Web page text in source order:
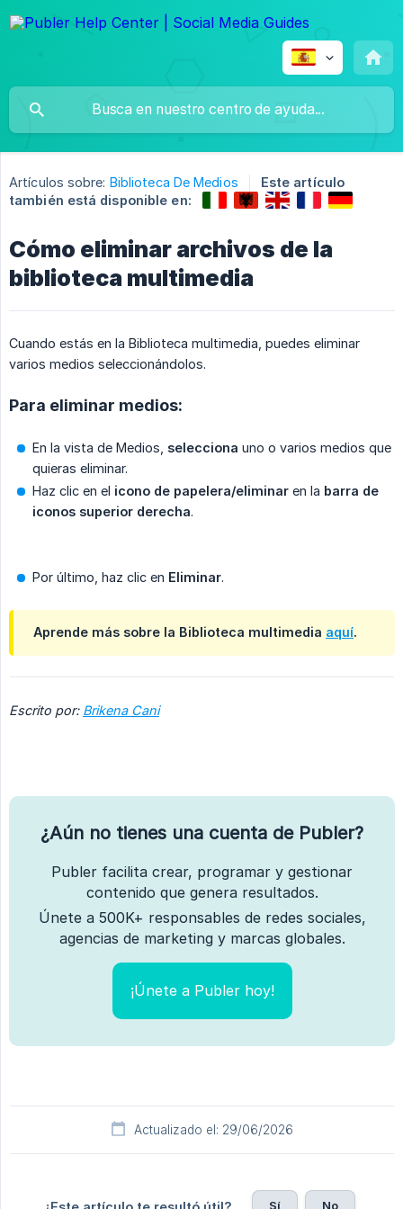
Artículos sobre: Biblioteca De Medios
Este artículo
también está disponible en:
Cómo eliminar archivos de la
biblioteca multimedia
Cuando estás en la Biblioteca multimedia, puedes eliminar
varios medios seleccionándolos.
Para eliminar medios:
En la vista de Medios, selecciona uno o varios medios que
quieras eliminar.
Haz clic en el icono de papelera/eliminar en la barra de
iconos superior derecha.
Por último, haz clic en Eliminar.
Aprende más sobre la Biblioteca multimedia aquí.
Escrito por: Brikena Cani
¿Aún no tienes una cuenta de Publer?
Publer facilita crear, programar y gestionar
contenido que genera resultados.
Únete a 500K+ responsables de redes sociales,
agencias de marketing y marcas globales.
¡Únete a Publer hoy!
Actualizado el: 29/06/2026
Sí No